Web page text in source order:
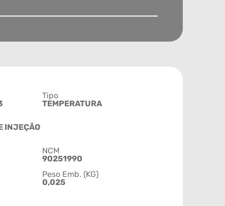
Tipo
TEMPERATURA
INJEÇÃO
NCM
90251990
Peso Emb. (KG)
0,025